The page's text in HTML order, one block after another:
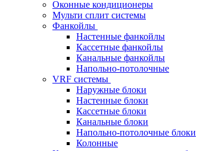
Оконные кондиционеры
Мульти сплит системы
Фанкойлы
Настенные фанкойлы
Кассетные фанкойлы
Канальные фанкойлы
Напольно-потолочные
VRF системы
Наружные блоки
Настенные блоки
Кассетные блоки
Канальные блоки
Напольно-потолочные блоки
Колонные